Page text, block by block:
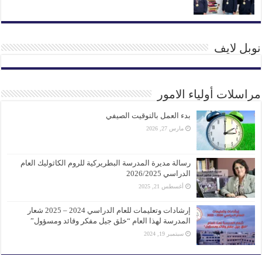
نوبل لايف
مراسلات أولياء الامور
بدء العمل بالتوقيت الصيفي
مارس 27, 2026
رسالة مديرة المدرسة البطريركية للروم الكاثوليك العام
الدراسي 2026/2025
أغسطس 21, 2025
إرشادات وتعليمات للعام الدراسي 2024 – 2025 شعار
المدرسة لهذا العام “خلق جيل مفكر وقائد ومسؤول”
سبتمبر 19, 2024